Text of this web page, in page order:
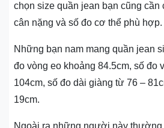
chọn size quần jean bạn cũng cần
cân nặng và số đo cơ thể phù hợp.
Những bạn nam mang quần jean
đo vòng eo khoảng 84.5cm, số đo
104cm, số đo dài giàng từ 76 –
19cm.